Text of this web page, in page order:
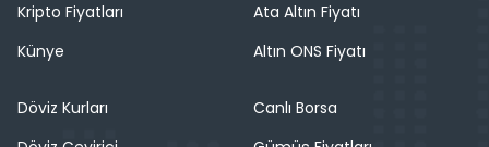
Kripto Fiyatları
Künye
Ata Altın Fiyatı
Altın ONS Fiyatı
Döviz Kurları
Canlı Borsa